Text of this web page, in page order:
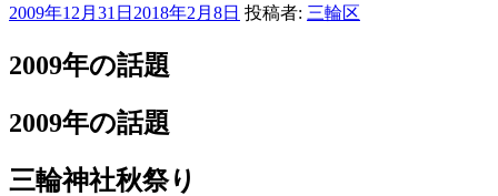
投
日:
2009年12月31日 2018年2月8日 投稿者: 三輪区
2009年の話題
2009年の話題
三輪神社秋祭り